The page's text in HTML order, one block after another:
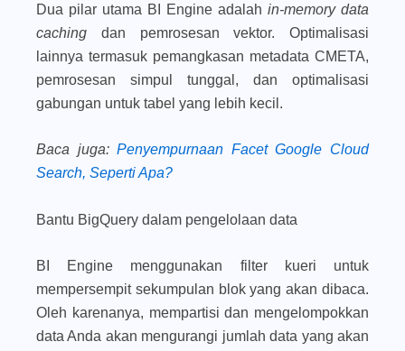
Dua pilar utama BI Engine adalah in-memory data
caching dan pemrosesan vektor. Optimalisasi
lainnya termasuk pemangkasan metadata CMETA,
pemrosesan simpul tunggal, dan optimalisasi
gabungan untuk tabel yang lebih kecil.
Baca juga: Penyempurnaan Facet Google Cloud
Search, Seperti Apa?
Bantu BigQuery dalam pengelolaan data
BI Engine menggunakan filter kueri untuk
mempersempit sekumpulan blok yang akan dibaca.
Oleh karenanya, mempartisi dan mengelompokkan
data Anda akan mengurangi jumlah data yang akan